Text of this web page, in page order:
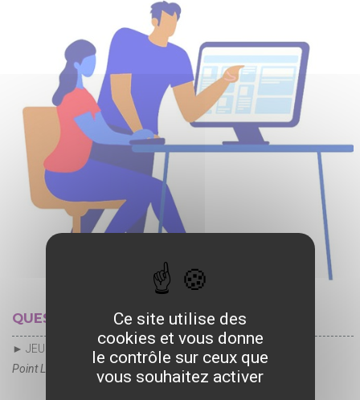
QUESTIONS RÉPONSES NUMÉRIQUES
► JEUDI 11 JUIN
Point Lecture La Providence
Ce site utilise des
cookies et vous donne
le contrôle sur ceux que
vous souhaitez activer